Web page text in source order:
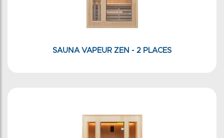
SAUNA VAPEUR ZEN - 2 PLACES